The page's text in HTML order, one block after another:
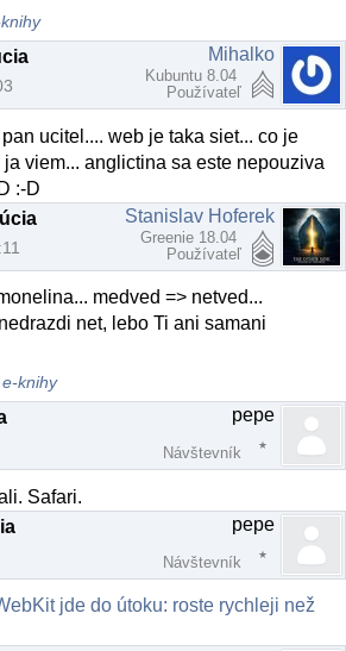
Mihalko
Kubuntu 8.04
Používateľ
ucitel.... web je taka siet... co je
ja viem... anglictina sa este nepouziva
:-D
Stanislav Hoferek
Greenie 18.04
Používateľ
medved => netved...
net, lebo Ti ani samani
knihy
pepe
Návštevník
Safari.
pepe
Návštevník
jde do útoku: roste rychleji než